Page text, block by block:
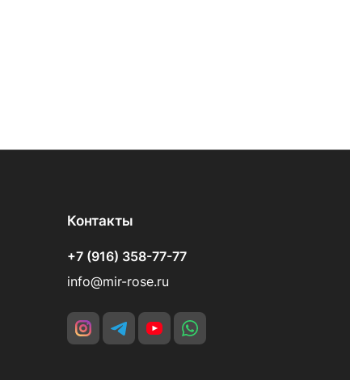
Контакты
+7 (916) 358-77-77
info@mir-rose.ru